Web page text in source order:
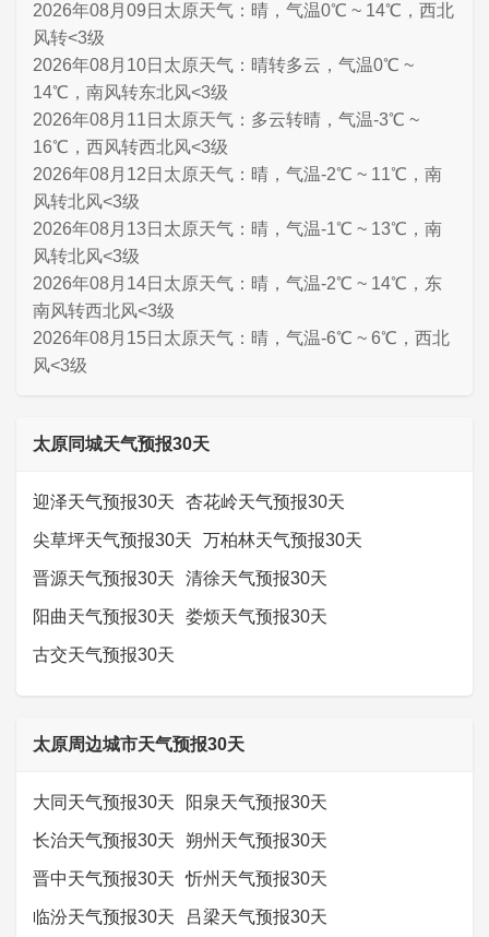
2026年08月09日太原天气：晴，气温0℃ ~ 14℃，西北
风转<3级
2026年08月10日太原天气：晴转多云，气温0℃ ~
14℃，南风转东北风<3级
2026年08月11日太原天气：多云转晴，气温-3℃ ~
16℃，西风转西北风<3级
2026年08月12日太原天气：晴，气温-2℃ ~ 11℃，南
风转北风<3级
2026年08月13日太原天气：晴，气温-1℃ ~ 13℃，南
风转北风<3级
2026年08月14日太原天气：晴，气温-2℃ ~ 14℃，东
南风转西北风<3级
2026年08月15日太原天气：晴，气温-6℃ ~ 6℃，西北
风<3级
太原同城天气预报30天
迎泽天气预报30天 杏花岭天气预报30天
尖草坪天气预报30天 万柏林天气预报30天
晋源天气预报30天 清徐天气预报30天
阳曲天气预报30天 娄烦天气预报30天
古交天气预报30天
太原周边城市天气预报30天
大同天气预报30天 阳泉天气预报30天
长治天气预报30天 朔州天气预报30天
晋中天气预报30天 忻州天气预报30天
临汾天气预报30天 吕梁天气预报30天